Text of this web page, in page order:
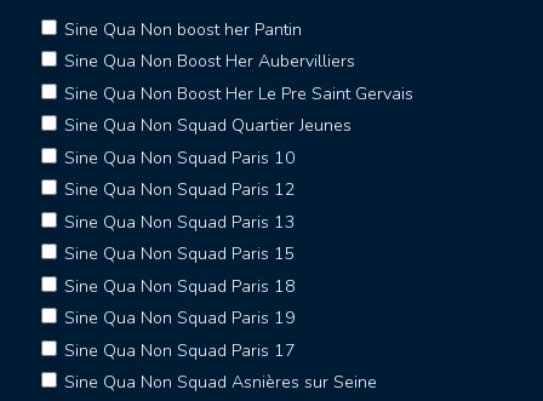
Sine Qua Non boost her Pantin
Sine Qua Non Boost Her Aubervilliers
Sine Qua Non Boost Her Le Pre Saint Gervais
Sine Qua Non Squad Quartier Jeunes
Sine Qua Non Squad Paris 10
Sine Qua Non Squad Paris 12
Sine Qua Non Squad Paris 13
Sine Qua Non Squad Paris 15
Sine Qua Non Squad Paris 18
Sine Qua Non Squad Paris 19
Sine Qua Non Squad Paris 17
Sine Qua Non Squad Asnières sur Seine